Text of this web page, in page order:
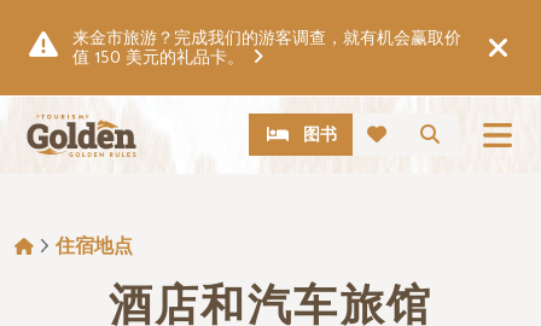
来金市旅游？完成我们的游客调查，就有机会赢取价
值 150 美元的礼品卡。
搜索
CTA 图书
面包屑
住宿地点
酒店和汽车旅馆